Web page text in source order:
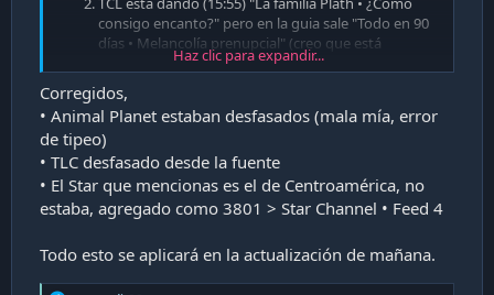
consigo encanto?" pero en la guia sale "Todo en 90
días • Melancolía prenupcial" (creo que está
En Star Channel están dando (16:04): Un amor
inquebrantable de 14:10 a 16:43 pero ningún feed de
la guía coincide con esto.
Haz clic para expandir...
Corregidos,
• Animal Planet estaban desfasados (mala mía, error
de tipeo)
• TLC desfasado desde la fuente
• El Star que mencionas es el de Centroamérica, no
estaba, agregado como 3801 > Star Channel • Feed 4
Todo esto se aplicará en la actualización de mañana.